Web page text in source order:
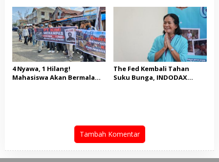
Kebangsaan dan Moderasi
Beragama
Tak Terealisasi
4 Nyawa, 1 Hilang!
Mahasiswa Akan Bermalam
The Fed Kembali Tahan
Suku Bunga, INDODAX
Tambah Komentar